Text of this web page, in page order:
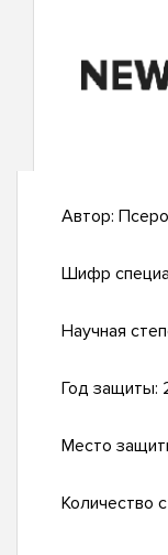
Автор:
Шифр
Научная
Год защиты:
Место
Количество